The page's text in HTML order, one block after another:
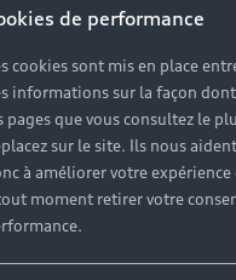
légales Politique de
spécifiées ont été
cours de réception
de performance
cookies sont mis en place
informations sur la façon
pages que vous consultez le
sur le site. Ils nous
à améliorer votre
moment retirer votre